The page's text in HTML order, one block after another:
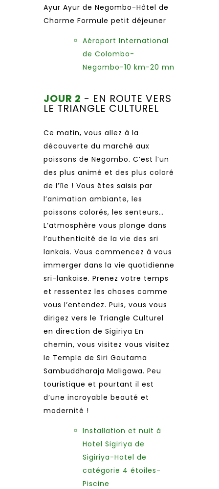
Ayur Ayur de Negombo-Hôtel de
Charme Formule petit déjeuner
Aéroport International
de Colombo-
Negombo-10 km-20 mn
JOUR 2 - EN ROUTE VERS
LE TRIANGLE CULTUREL
Ce matin, vous allez à la
découverte du marché aux
poissons de Negombo. C’est l’un
des plus animé et des plus coloré
de l’île ! Vous êtes saisis par
l’animation ambiante, les
poissons colorés, les senteurs…
L’atmosphère vous plonge dans
l’authenticité de la vie des sri
lankais. Vous commencez à vous
immerger dans la vie quotidienne
sri-lankaise. Prenez votre temps
et ressentez les choses comme
vous l’entendez. Puis, vous vous
dirigez vers le Triangle Culturel
en direction de Sigiriya En
chemin, vous visitez vous visitez
le Temple de Siri Gautama
Sambuddharaja Maligawa. Peu
touristique et pourtant il est
d’une incroyable beauté et
modernité !
Installation et nuit à
Hotel Sigiriya de
Sigiriya-Hotel de
catégorie 4 étoiles-
Piscine